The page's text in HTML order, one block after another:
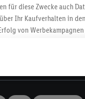
dich zum Lidl
für diese Zwecke auch
Ihr Kaufverhalten in
von
Dies umfasst die
Diensten,
auch über verschiedene